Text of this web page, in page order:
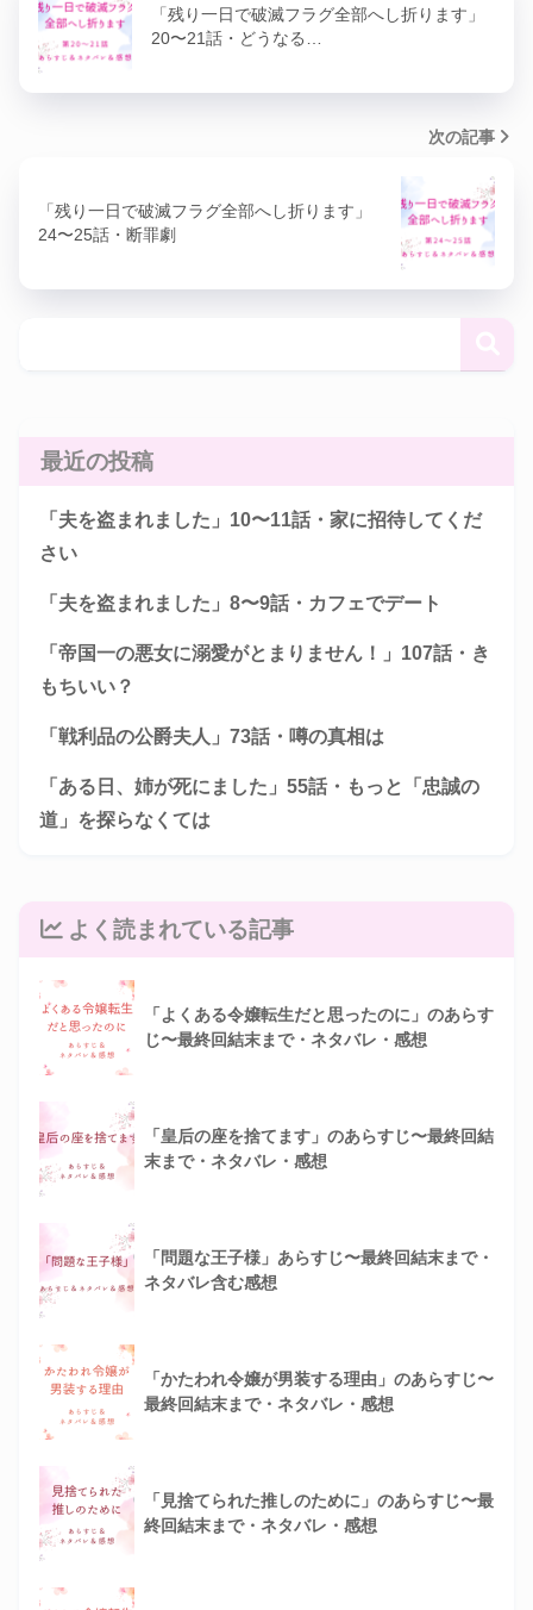
「残り一日で破滅フラグ全部へし折ります」
20〜21話・どうなる…
次の記事
「残り一日で破滅フラグ全部へし折ります」
24〜25話・断罪劇
最近の投稿
「夫を盗まれました」10〜11話・家に招待してくだ
さい
「夫を盗まれました」8〜9話・カフェでデート
「帝国一の悪女に溺愛がとまりません！」107話・き
もちいい？
「戦利品の公爵夫人」73話・噂の真相は
「ある日、姉が死にました」55話・もっと「忠誠の
道」を探らなくては
よく読まれている記事
「よくある令嬢転生だと思ったのに」のあらす
じ〜最終回結末まで・ネタバレ・感想
「皇后の座を捨てます」のあらすじ〜最終回結
末まで・ネタバレ・感想
「問題な王子様」あらすじ〜最終回結末まで・
ネタバレ含む感想
「かたわれ令嬢が男装する理由」のあらすじ〜
最終回結末まで・ネタバレ・感想
「見捨てられた推しのために」のあらすじ〜最
終回結末まで・ネタバレ・感想